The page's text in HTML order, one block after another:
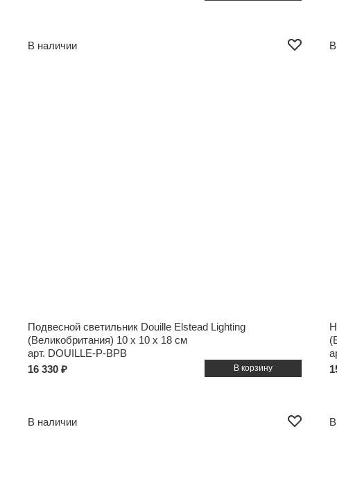
В наличии
Подвесной светильник Douille Elstead Lighting
(Великобритания) 10 x 10 x 18 см
арт. DOUILLE-P-BPB
16 330 ₽
В наличии